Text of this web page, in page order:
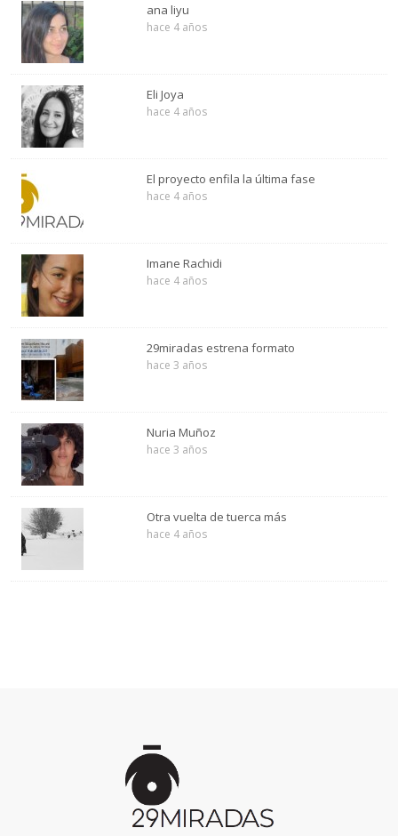
ana liyu
hace 4 años
Eli Joya
hace 4 años
El proyecto enfila la última fase
hace 4 años
Imane Rachidi
hace 4 años
29miradas estrena formato
hace 3 años
Nuria Muñoz
hace 3 años
Otra vuelta de tuerca más
hace 4 años